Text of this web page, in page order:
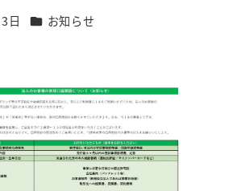
日 カテゴリー
お知らせ